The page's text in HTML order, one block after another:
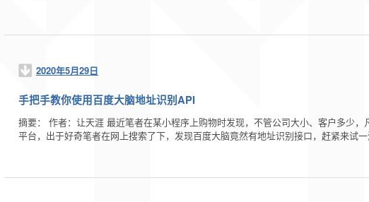
2020年5月29日
手把手教你使用百度大脑地址识别API
摘要： 作者：让天涯 最近笔者在某小程序上购物时发现，不管公司大小、客户多少
平台，出于好奇笔者在网上搜索了下，发现百度大脑竟然有地址识别接口，赶紧来试